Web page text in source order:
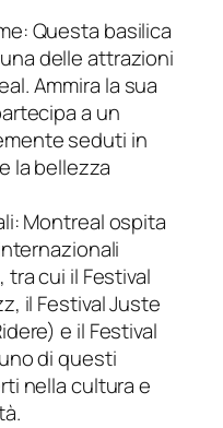
Questa basilica
delle attrazioni
Ammira la sua
a un
seduti in
la bellezza
Montreal ospita
cui il Festival
il Festival Juste
e il Festival
di questi
nella cultura e